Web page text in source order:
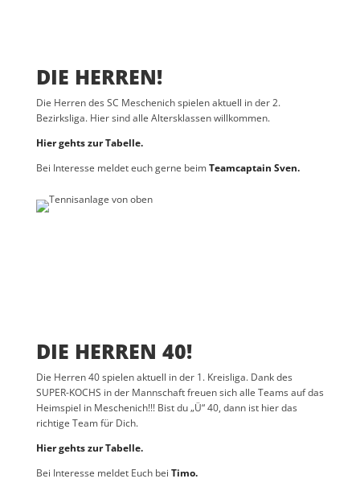
DIE HERREN!
Die Herren des SC Meschenich spielen aktuell in der 2.
Bezirksliga. Hier sind alle Altersklassen willkommen.
Hier gehts zur Tabelle.
Bei Interesse meldet euch gerne beimTeamcaptain Sven.
DIE HERREN 40!
Die Herren 40 spielen aktuell in der 1. Kreisliga. Dank des
SUPER-KOCHS in der Mannschaft freuen sich alle Teams auf das
Heimspiel in Meschenich!!! Bist du „Ü“ 40, dann ist hier das
richtige Team für Dich.
Hier gehts zur Tabelle.
Bei Interesse meldet Euch bei Timo.